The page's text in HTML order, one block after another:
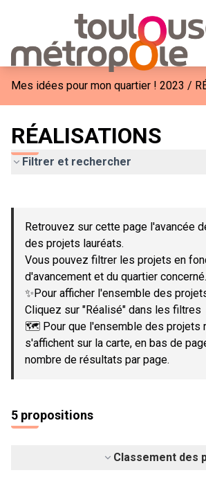
Mes idées pour mon quartier ! 2023 /
RÉALISATIONS
Filtrer et rechercher
−
Retrouvez sur cette page l'avancée
des projets lauréats.
Vous pouvez filtrer les projets en
d'avancement et du quartier concerné.
✨Pour afficher l'ensemble des
Cliquez sur "Réalisé" dans les filtres
🗺️ Pour que l'ensemble des projets
s'affichent sur la carte, en bas de
nombre de résultats par page.
5 propositions
Classement des